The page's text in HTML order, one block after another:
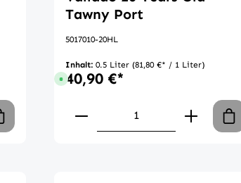
gewünschten Wert ein
Tawny Port
5017010-20HL
Inhalt: 0.5 Liter (81,80 €* / 1 Liter)
Sofort verfügbar, Lieferzeit: 1-3 Tage
40,90 €*
Produkt Anzahl: Gib